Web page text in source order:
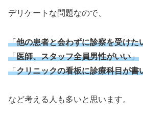
デリケートな問題なので、
「他の患者と会わずに診察を受けた
「医師、スタッフ全員男性がいい」
「クリニックの看板に診療科目が書
など考える人も多いと思います。